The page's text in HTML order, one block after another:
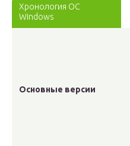
Хронология ОС
Windows
Основные версии